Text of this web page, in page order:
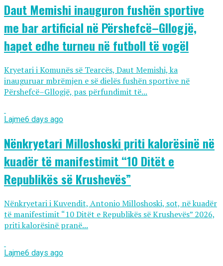
Daut Memishi inauguron fushën sportive
me bar artificial në Përshefcë–Gllogjë,
hapet edhe turneu në futboll të vogël
Kryetari i Komunës së Tearcës, Daut Memishi, ka
inauguruar mbrëmjen e së dielës fushën sportive në
Përshefcë–Gllogjë, pas përfundimit të...
Lajme6 days ago
Nënkryetari Milloshoski priti kalorësinë në
kuadër të manifestimit “10 Ditët e
Republikës së Krushevës”
Nënkryetari i Kuvendit, Antonio Milloshoski, sot, në kuadër
të manifestimit “10 Ditët e Republikës së Krushevës” 2026,
priti kalorësinë pranë...
Lajme6 days ago